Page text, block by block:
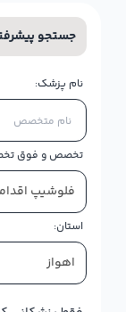
جستجو
نام پزشک:
تخصص و فوق
فلوشیپ اقدامات
استان:
اهواز